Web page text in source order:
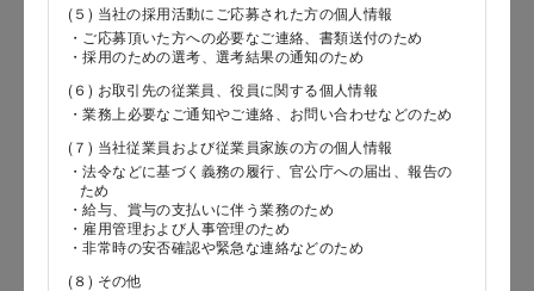
(５) 当社の採用活動にご応募された方の個人情報
・ご応募頂いた方への必要なご連絡、書類送付のため
・採用のための選考、選考結果の通知のため
(６) お取引先の従業員、役員に関する個人情報
・業務上必要なご通知やご連絡、お問い合わせなどのため
(７) 当社従業員および従業員家族の方の個人情報
・法令などに基づく義務の履行、官公庁への届出、報告の
ため
・給与、賞与の支払いに伴う業務のため
・雇用管理および人事管理のため
・非常時の安否確認や緊急な連絡などのため
(８) その他
都道府県
市区郡